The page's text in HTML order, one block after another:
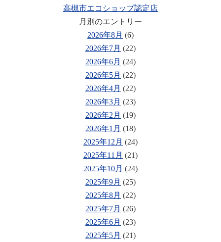
高槻市エコショップ認定店
月別のエントリー
2026年8月 (6)
2026年7月 (22)
2026年6月 (24)
2026年5月 (22)
2026年4月 (22)
2026年3月 (23)
2026年2月 (19)
2026年1月 (18)
2025年12月 (24)
2025年11月 (21)
2025年10月 (24)
2025年9月 (25)
2025年8月 (22)
2025年7月 (26)
2025年6月 (23)
2025年5月 (21)